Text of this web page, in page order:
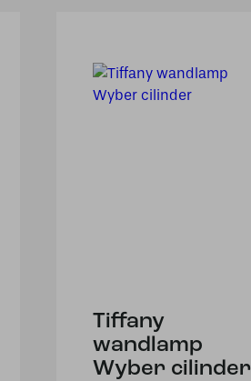
Tiffany
wandlamp
Wyber cilinder